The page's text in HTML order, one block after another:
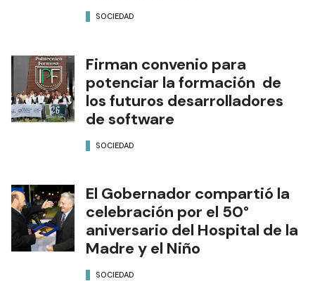
SOCIEDAD
Firman convenio para
potenciar la formación de
los futuros desarrolladores
de software
SOCIEDAD
El Gobernador compartió la
celebración por el 50°
aniversario del Hospital de la
Madre y el Niño
SOCIEDAD